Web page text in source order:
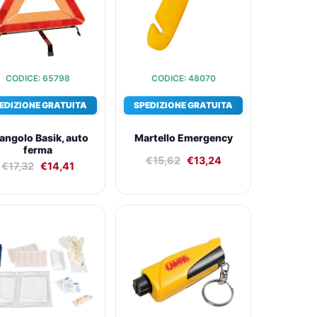
CODICE: 65798
GRATUITA
Basik, auto
ferma
€17,32 €14,41
CODICE: 48070
SPEDIZIONE GRATUITA
Martello Emergency
€15,62 €13,24
originale
era:
€19,03.
attuale
è:
€15,59.
originale
era:
€17,81.
attuale
è:
€14,75.